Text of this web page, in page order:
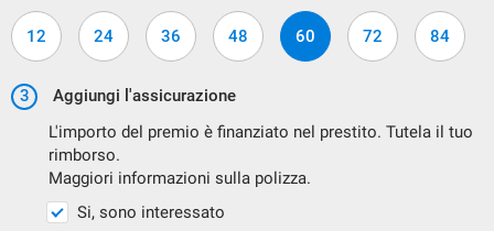
12 24 36 48 60 72 84
3
Aggiungi l'assicurazione
L'importo del premio è finanziato nel prestito. Tutela il tuo
rimborso.
Maggiori informazioni sulla polizza.
Si, sono interessato